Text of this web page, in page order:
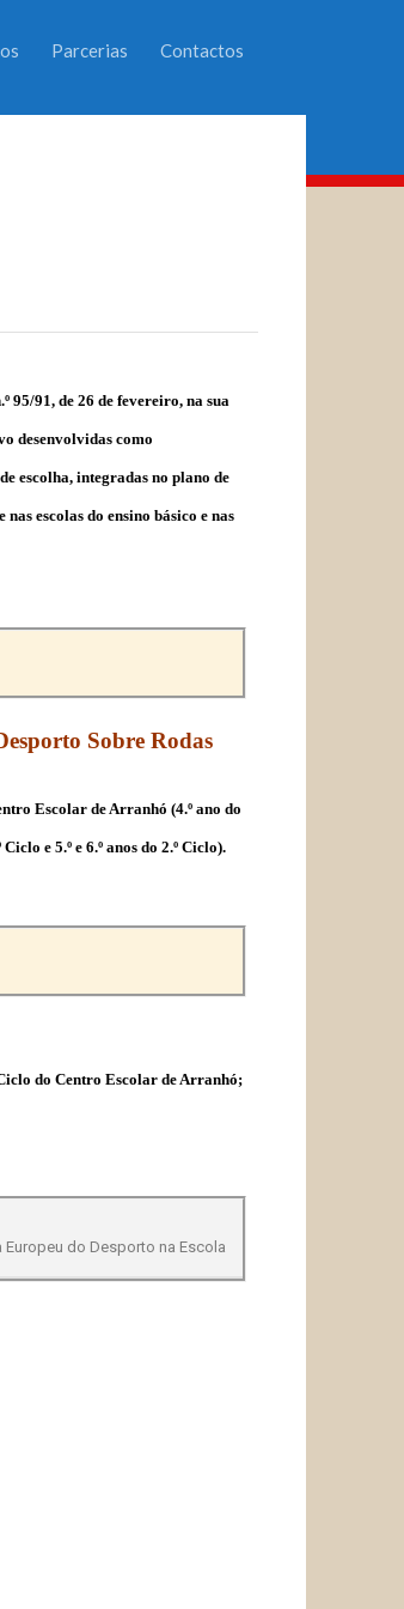
Parcerias Contactos
95/91, de 26 de fevereiro, na sua
desenvolvidas como
escolha, integradas no plano de
escolas do ensino básico e nas
Sobre Rodas
Escolar de Arranhó (4.º ano do
Ciclo e 5.º e 6.º anos do 2.º Ciclo).
do Centro Escolar de Arranhó;
Europeu do Desporto na Escola